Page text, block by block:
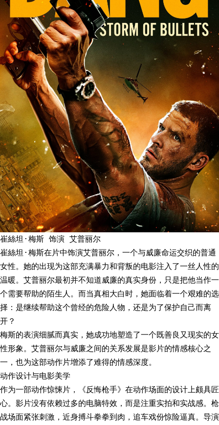
崔絲坦·梅斯 饰演 艾普丽尔
崔絲坦·梅斯在片中饰演艾普丽尔，一个与威廉命运交织的普通
女性。她的出现为这部充满暴力和背叛的电影注入了一丝人性的
温暖。艾普丽尔最初并不知道威廉的真实身份，只是把他当作一
个需要帮助的陌生人。而当真相大白时，她面临着一个艰难的选
择：是继续帮助这个曾经的危险人物，还是为了保护自己而离
开？
梅斯的表演细腻而真实，她成功地塑造了一个既善良又现实的女
性形象。艾普丽尔与威廉之间的关系发展是影片的情感核心之
一，也为这部动作片增添了难得的情感深度。
动作设计与电影美学
作为一部动作惊悚片，《反悔枪手》在动作场面的设计上颇具匠
心。影片没有依赖过多的电脑特效，而是注重实拍和实战感。枪
战场面紧张刺激，近身搏斗拳拳到肉，追车戏份惊险逼真。导演